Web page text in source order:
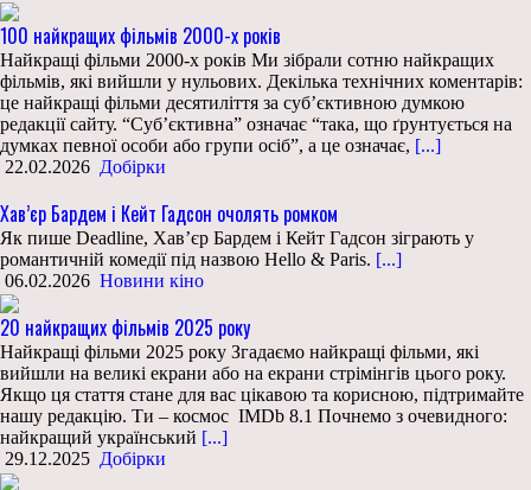
100 найкращих фільмів 2000-х років
Найкращі фільми 2000-х років Ми зібрали сотню найкращих
фільмів, які вийшли у нульових. Декілька технічних коментарів:
це найкращі фільми десятиліття за суб’єктивною думкою
редакції сайту. “Суб’єктивна” означає “така, що ґрунтується на
думках певної особи або групи осіб”, а це означає, [...]
22.02.2026 Добірки
Хав’єр Бардем і Кейт Гадсон очолять ромком
Як пише Deadline, Хав’єр Бардем і Кейт Гадсон зіграють у
романтичній комедії під назвою Hello & Paris. [...]
06.02.2026 Новини кіно
20 найкращих фільмів 2025 року
Найкращі фільми 2025 року Згадаємо найкращі фільми, які
вийшли на великі екрани або на екрани стрімінгів цього року.
Якщо ця стаття стане для вас цікавою та корисною, підтримайте
нашу редакцію. Ти – космос IMDb 8.1 Почнемо з очевидного:
найкращий український [...]
29.12.2025 Добірки